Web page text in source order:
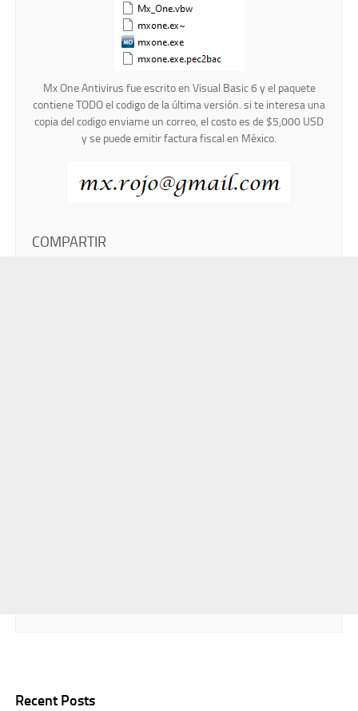
Mx One Antivirus fue escrito en Visual Basic 6 y el paquete
contiene TODO el codigo de la última versión. si te interesa una
copia del codigo enviame un correo, el costo es de $5,000 USD
y se puede emitir factura fiscal en México.
COMPARTIR
Recent Posts